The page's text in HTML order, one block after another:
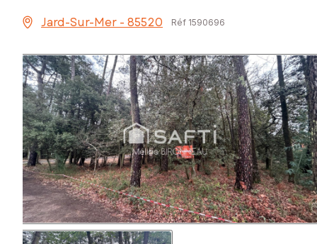
Jard-Sur-Mer - 85520 Réf 1590696